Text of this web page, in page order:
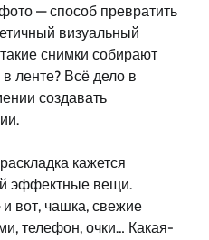
— способ превратить
визуальный
снимки собирают
ленте? Всё дело в
создавать
кажется
эффектные вещи.
вот, чашка, свежие
телефон, очки… Какая-